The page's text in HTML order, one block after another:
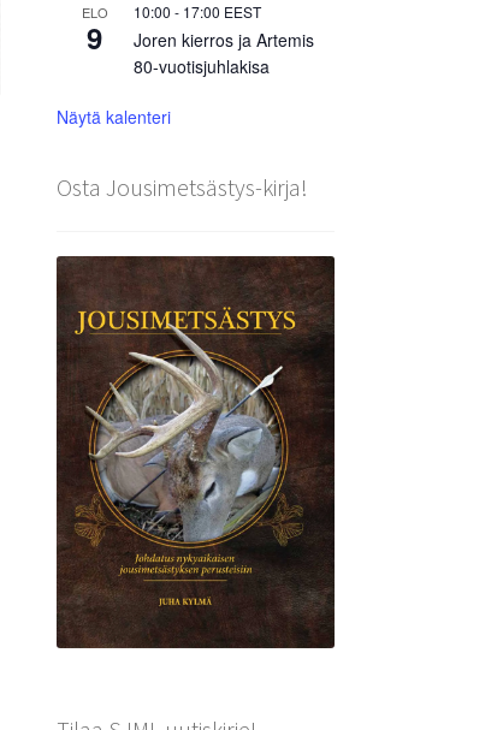
ELO
9
10:00 - 17:00 EEST
Joren kierros ja Artemis
80-vuotisjuhlakisa
Näytä kalenteri
Osta Jousimetsästys-kirja!